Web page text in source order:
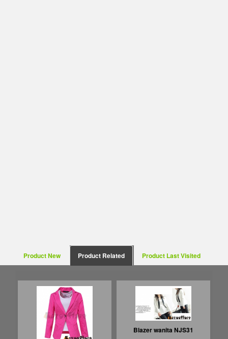
Product New Product Related Product Last Visited
Blazer wanita NJS31